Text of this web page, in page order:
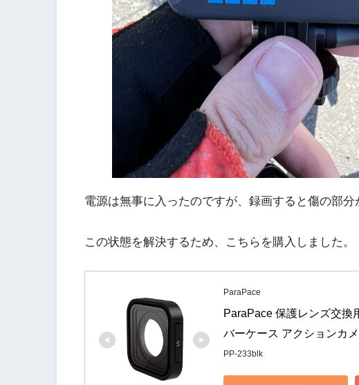
電源は無事に入ったのですが、録画すると傷の部
この状態を解決するため、こちらを購入しました。
ParaPace
ParaPace 保護レンズ交換
バーケース アクションカ
PP-233blk